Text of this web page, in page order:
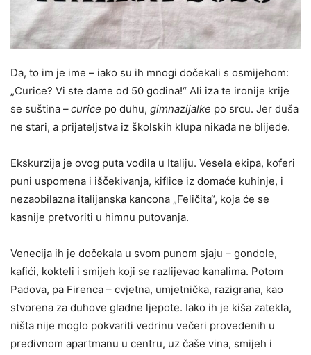
Da, to im je ime – iako su ih mnogi dočekali s osmijehom:
„Curice? Vi ste dame od 50 godina!“ Ali iza te ironije krije
se suština –curice po duhu, gimnazijalke po srcu. Jer duša
ne stari, a prijatelјstva iz školskih klupa nikada ne blijede.
Ekskurzija je ovog puta vodila u Italiju. Vesela ekipa, koferi
puni uspomena i iščekivanja, kiflice iz domaće kuhinje, i
nezaobilazna italijanska kancona „Feličita“, koja će se
kasnije pretvoriti u himnu putovanja.
Venecija ih je dočekala u svom punom sjaju – gondole,
kafići, kokteli i smijeh koji se razlijevao kanalima. Potom
Padova, pa Firenca – cvjetna, umjetnička, razigrana, kao
stvorena za duhove gladne lјepote. Iako ih je kiša zatekla,
ništa nije moglo pokvariti vedrinu večeri provedenih u
predivnom apartmanu u centru, uz čaše vina, smijeh i